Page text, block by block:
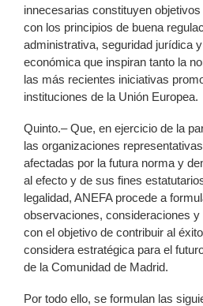
innecesarias constituyen
con los principios de buena
administrativa, seguridad jurídica
económica que inspiran tanto la
las más recientes iniciativas
instituciones de la Unión Europea.
Quinto.– Que, en ejercicio de la
las organizaciones
afectadas por la futura norma y
al efecto y de sus fines
legalidad, ANEFA procede a
observaciones, consideraciones
con el objetivo de contribuir al
considera estratégica para el
de la Comunidad de Madrid.
Por todo ello, se formulan las